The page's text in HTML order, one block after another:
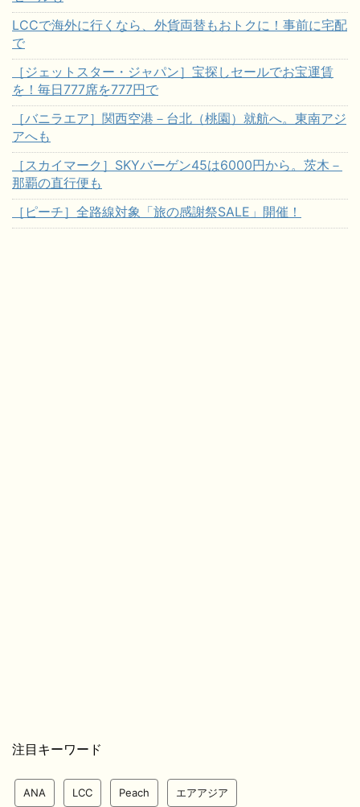
LCCで海外に行くなら、外貨両替もおトクに！事前に宅配
で
［ジェットスター・ジャパン］宝探しセールでお宝運賃
を！毎日777席を777円で
［バニラエア］関西空港－台北（桃園）就航へ。東南アジ
アへも
［スカイマーク］SKYバーゲン45は6000円から。茨木－
那覇の直行便も
［ピーチ］全路線対象「旅の感謝祭SALE」開催！
注目キーワード
ANA LCC Peach エアアジア